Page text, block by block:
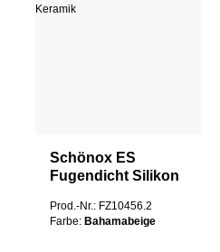
Schönox ES
Fugendicht Silikon
Keramik
Prod.-Nr.: FZ10456.2
Farbe: Bahamabeige